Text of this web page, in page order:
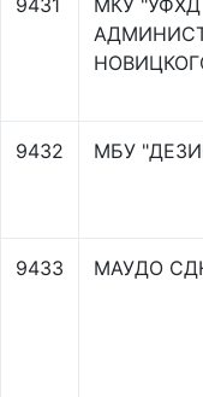
9431
МКУ "УФХД
9432 МБУ
9433 МАУДО